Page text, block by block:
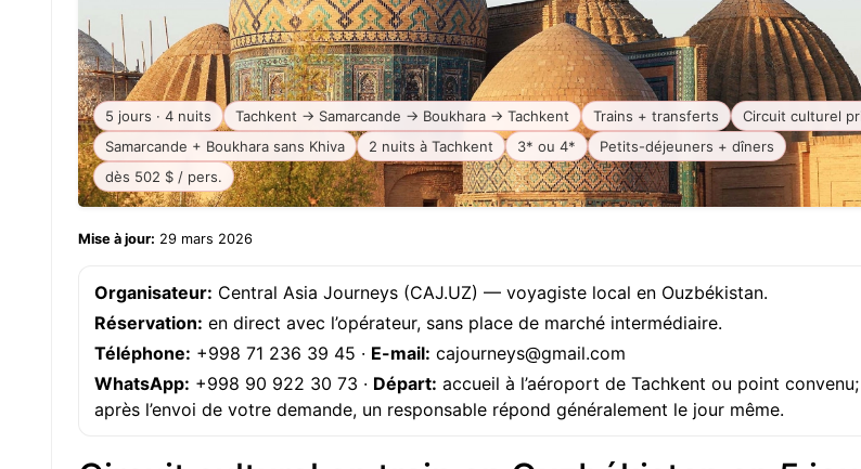
5 jours · 4 nuits Tachkent → Samarcande → Boukhara → Tachkent Trains + transferts
Circuit culturel
Samarcande + Boukhara sans Khiva
2 nuits à Tachkent 3* ou 4*
Petits-déjeuners + dîners
dès 502 $ / pers.
Mise à jour: 29 mars 2026
Organisateur: Central Asia Journeys (CAJ.UZ) — voyagiste local en Ouzbékistan.
Réservation: en direct avec l’opérateur, sans place de marché intermédiaire.
Téléphone: +998 71 236 39 45 · E-mail: cajourneys@gmail.com
WhatsApp: +998 90 922 30 73 · Départ: accueil à l’aéroport de Tachkent ou point convenu;
après l’envoi de votre demande, un responsable répond généralement le jour même.